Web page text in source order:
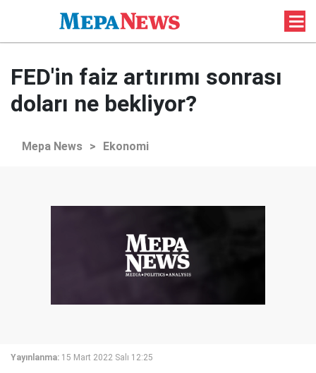
FED'in faiz artırımı sonrası
doları ne bekliyor?
Mepa News > Ekonomi
Yayınlanma: 15 Mart 2022 Salı 12:25